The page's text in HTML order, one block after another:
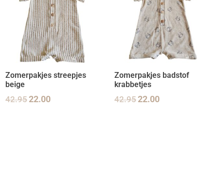
Zomerpakjes streepjes
beige
42.9522.00
Zomerpakjes badstof
krabbetjes
42.9522.00